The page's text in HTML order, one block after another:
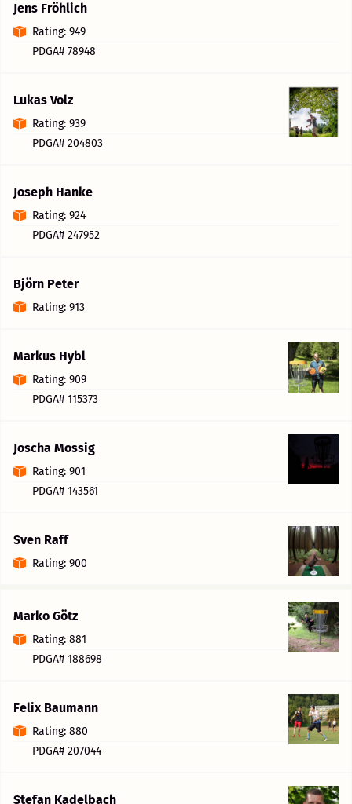
Jens Fröhlich
Rating: 949
PDGA# 78948
Lukas Volz
Rating: 939
PDGA# 204803
Joseph Hanke
Rating: 924
PDGA# 247952
Björn Peter
Rating: 913
Markus Hybl
Rating: 909
PDGA# 115373
Joscha Mossig
Rating: 901
PDGA# 143561
Sven Raff
Rating: 900
Marko Götz
Rating: 881
PDGA# 188698
Felix Baumann
Rating: 880
PDGA# 207044
Stefan Kadelbach